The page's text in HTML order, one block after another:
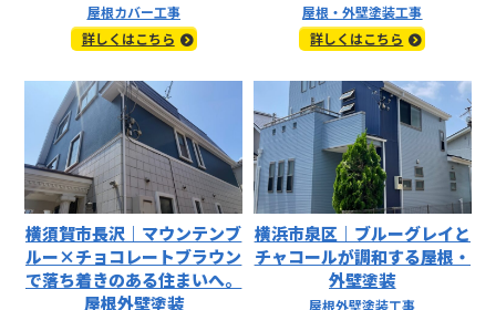
屋根カバー工事
詳しくはこちら
屋根・外壁塗装工事
詳しくはこちら
横須賀市長沢｜マウンテンブ
ルー×チョコレートブラウン
で落ち着きのある住まいへ。
屋根外壁塗装
横浜市泉区｜ブルーグレイと
チャコールが調和する屋根・
外壁塗装
屋根外壁塗装工事